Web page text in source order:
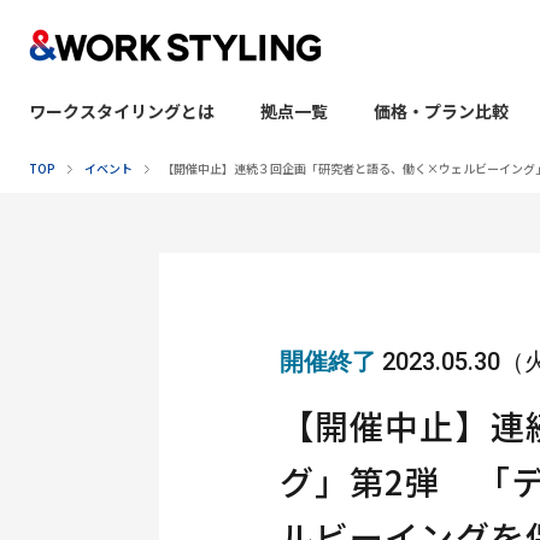
ワークスタイリングとは 拠点一覧 価格・プラン比較
TOP イベント 【開催中止】連続３回企画「研究者と語る、働く×ウェルビーイン
開催終了 2023.05.30（
【開催中止】
グ」第2弾 「